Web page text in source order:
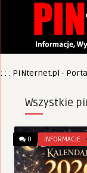
: : : PINternet.pl -
Wszystkie
0 INFORMACJE